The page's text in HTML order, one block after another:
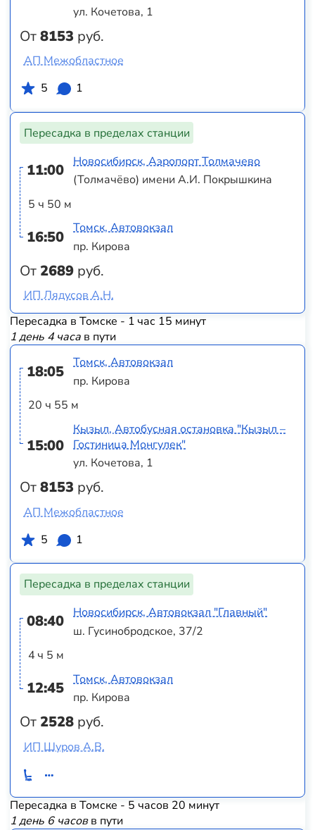
От8153 руб.
ул. Кочетова, 1
АП Межобластное
5
1
Пересадка в пределах станции
11:00
5 ч 50 м
16:50
От2689 руб.
Новосибирск, Аэропорт Толмачево
(Толмачёво) имени А.И. Покрышкина
Томск, Автовокзал
пр. Кирова
ИП Лядусов А.Н.
Пересадка в Томске - 1 час 15 минут
1 день 4 часав пути
18:05
20 ч 55 м
15:00
От8153 руб.
Томск, Автовокзал
пр. Кирова
Кызыл, Автобусная остановка "Кызыл –
Гостиница Монгулек"
ул. Кочетова, 1
АП Межобластное
5
1
Пересадка в пределах станции
08:40
4 ч 5 м
12:45
От2528 руб.
Новосибирск, Автовокзал "Главный"
ш. Гусинобродское, 37/2
Томск, Автовокзал
пр. Кирова
ИП Шуров А.В.
Пересадка в Томске - 5 часов 20 минут
1 день 6 часовв пути